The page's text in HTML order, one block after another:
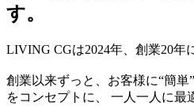
す。
LIVING CGは2024年、創業20年
創業以来ずっと、お客様に“簡
をコンセプトに、 一人一人に最